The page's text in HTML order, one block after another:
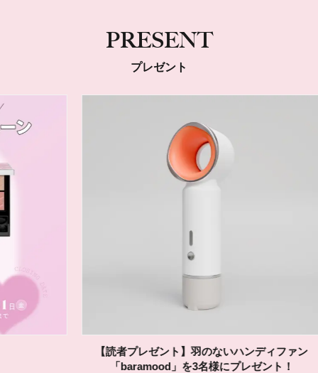
PRESENT
プレゼント
【読者プレゼント】羽のないハンディファン
「baramood」を3名様にプレゼント！